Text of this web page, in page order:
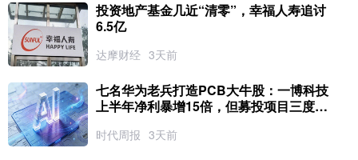
投资地产基金几近“清零”，幸福人寿追讨
6.5亿
达摩财经 3天前
七名华为老兵打造PCB大牛股：一博科技
上半年净利暴增15倍，但募投项目三度延
时代周报 3天前